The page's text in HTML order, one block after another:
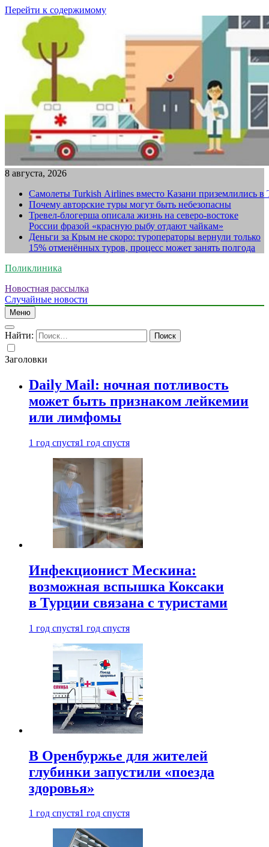
Перейти к содержимому
8 августа, 2026
Самолеты Turkish Airlines вместо Казани приземлились в
Почему авторские туры могут быть небезопасны
Тревел-блогерша описала жизнь на северо-востоке
России фразой «красную рыбу отдают чайкам»
Деньги за Крым не скоро: туроператоры вернули только
15% отменённых туров, процесс может занять полгода
Поликлиника
Новостная рассылка
Случайные новости
Меню
Найти:
Заголовки
Daily Mail: ночная потливость
может быть признаком лейкемии
или лимфомы
1 год спустя1 год спустя
Инфекционист Мескина:
возможная вспышка Коксаки
в Турции связана с туристами
1 год спустя1 год спустя
В Оренбуржье для жителей
глубинки запустили «поезда
здоровья»
1 год спустя1 год спустя